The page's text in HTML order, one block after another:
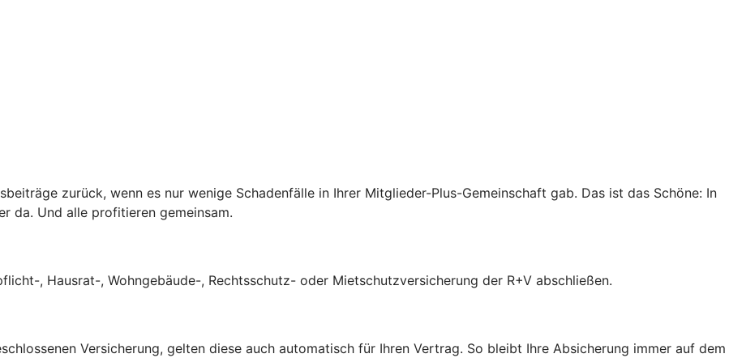
zurück, wenn es nur wenige Schadenfälle in Ihrer Mitglieder-Plus-Gemeinschaft gab. Das ist das Schöne: In
da. Und alle profitieren gemeinsam.
, Hausrat-, Wohngebäude-, Rechtsschutz- oder Mietschutzversicherung der R+V abschließen.
Versicherung, gelten diese auch automatisch für Ihren Vertrag. So bleibt Ihre Absicherung immer auf dem